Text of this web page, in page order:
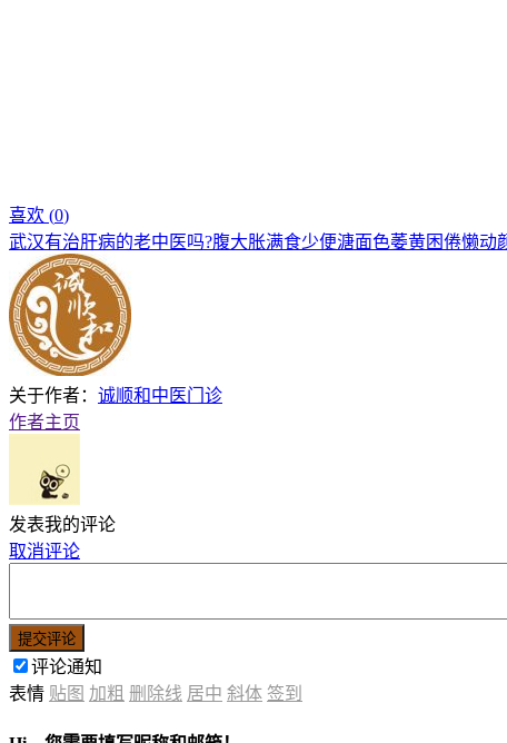
喜欢 (0)
武汉有治肝病的老中医吗?腹大胀满食少便溏面色萎黄困倦懒动
关于作者： 诚顺和中医门诊
作者主页
发表我的评论
取消评论
提交评论
评论通知
表情 贴图 加粗 删除线 居中 斜体 签到